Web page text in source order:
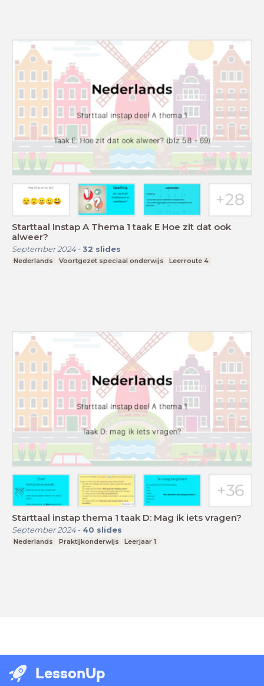
Starttaal Instap A Thema 1 taak E Hoe zit dat ook
alweer?
September 2024- 32 slides
Nederlands Voortgezet speciaal onderwijs Leerroute 4
Starttaal instap thema 1 taak D: Mag ik iets vragen?
September 2024- 40 slides
Nederlands Praktijkonderwijs Leerjaar 1
LessonUp